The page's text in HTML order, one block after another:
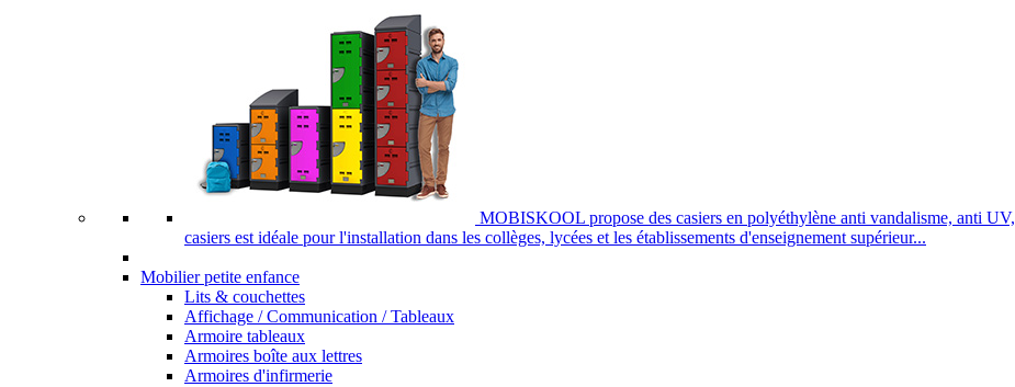
MOBISKOOL propose des casiers en polyéthylène anti vandalisme, anti
casiers est idéale pour l'installation dans les collèges, lycées et les établissements d'enseignement supérieur...
Mobilier petite enfance
Lits & couchettes
Affichage / Communication / Tableaux
Armoire tableaux
Armoires boîte aux lettres
Armoires d'infirmerie